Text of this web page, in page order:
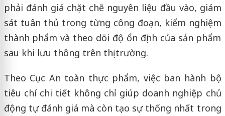
phải đánh giá chặt chẽ nguyên liệu đầu vào, giám
sát tuân thủ trong từng công đoạn, kiểm nghiệm
thành phẩm và theo dõi độ ổn định của sản phẩm
sau khi lưu thông trên thị trường.
Theo Cục An toàn thực phẩm, việc ban hành bộ
tiêu chí chi tiết không chỉ giúp doanh nghiệp chủ
động tự đánh giá mà còn tạo sự thống nhất trong